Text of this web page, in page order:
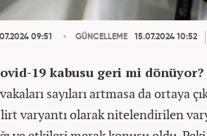
09:51 GÜNCELLEME 15.07.2024 10:52
ovid-19 kabusu geri mi dönüyor?
vakaları sayıları artmasa da ortaya
varyantı olarak nitelendirilen